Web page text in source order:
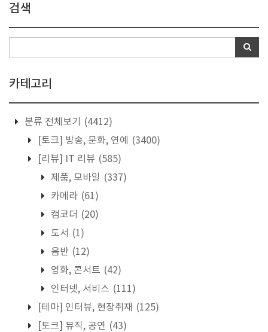
검색
카테고리
분류 전체보기
(4412)
[토크] 방송, 문화, 연예
(3400)
[리뷰] IT 리뷰 (585)
제품, 모바일 (337)
카메라 (61)
캠코더 (20)
도서 (1)
음반 (12)
영화, 콘서트 (42)
인터넷, 서비스 (111)
[테마] 인터뷰, 현장취재 (125)
[토크] 뮤직, 공연 (43)